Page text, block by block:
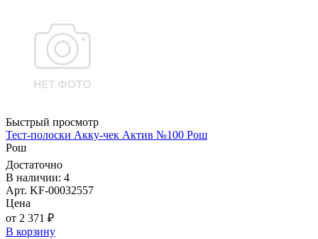
Быстрый просмотр
Тест-полоски Акку-чек Актив №100 Рош
Рош
Достаточно
В наличии: 4
Арт. KF-00032557
Цена
от 2 371 ₽
В корзину